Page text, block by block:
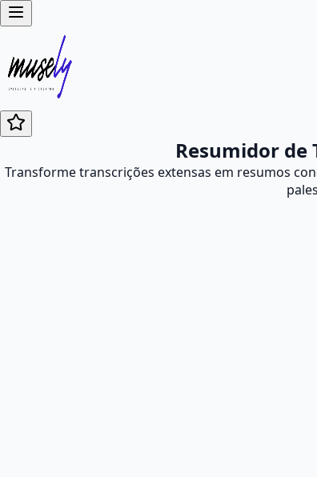
Resumidor de
Transforme transcrições extensas em resumos